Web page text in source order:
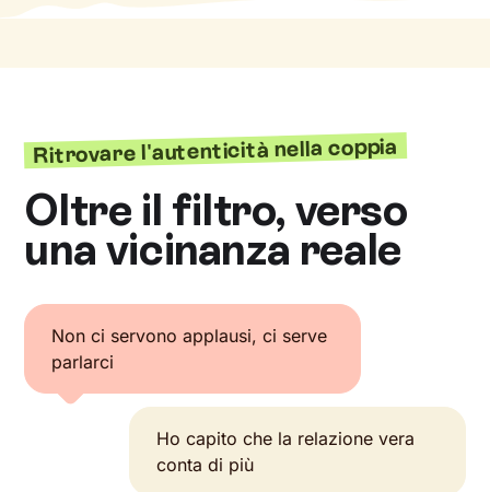
Ritrovare l'autenticità nella coppia
Oltre il filtro, verso
una vicinanza reale
Non ci servono applausi, ci serve
parlarci
Ho capito che la relazione vera
conta di più